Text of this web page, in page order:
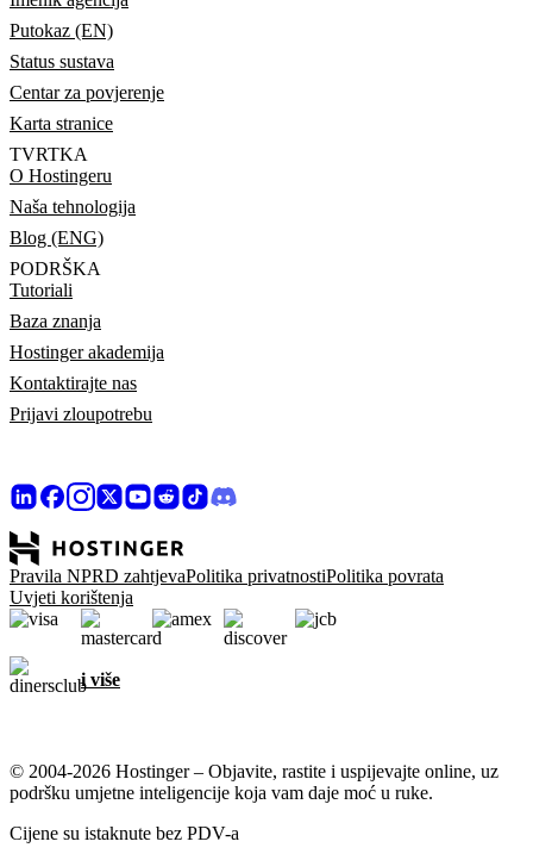
Putokaz (EN)
Status sustava
Centar za povjerenje
Karta stranice
TVRTKA
O Hostingeru
Naša tehnologija
Blog (ENG)
PODRŠKA
Tutoriali
Baza znanja
Hostinger akademija
Kontaktirajte nas
Prijavi zloupotrebu
Pravila NPRD zahtjevaPolitika privatnostiPolitika povrata
Uvjeti korištenja
i više
© 2004-2026 Hostinger – Objavite, rastite i uspijevajte online, uz
podršku umjetne inteligencije koja vam daje moć u ruke.
Cijene su istaknute bez PDV-a